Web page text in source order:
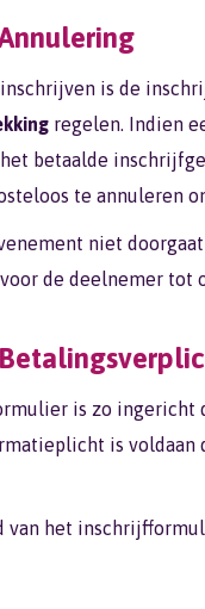
is de
regelen. Indien
betaalde
te annuleren
niet
de deelnemer tot
is zo ingericht
is voldaan
van het